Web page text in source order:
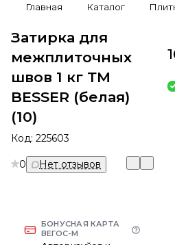
Главная Каталог
Затирка для
межплиточных
швов 1 кг ТМ
BESSER (белая)
(10)
Код: 225603
0 Нет отзывов
БОНУСНАЯ КАРТА
ВЕГОС-М